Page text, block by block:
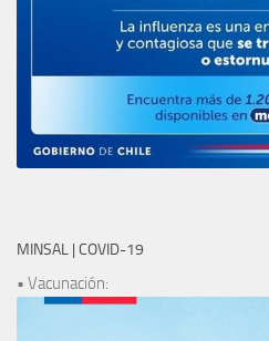
MINSAL | COVID-19
• Vacunación: